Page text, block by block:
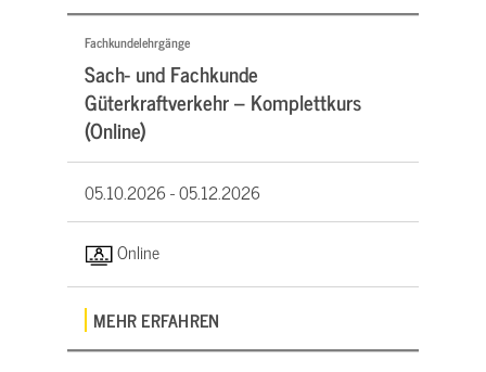
Fachkundelehrgänge
Sach- und Fachkunde
Güterkraftverkehr – Komplettkurs
(Online)
05.10.2026 -05.12.2026
Online
MEHR ERFAHREN